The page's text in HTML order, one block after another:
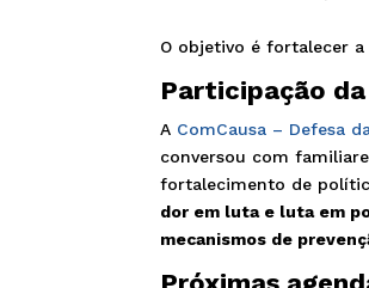
O objetivo é fortalecer
Participação da
A ComCausa – Defesa
conversou com
fortalecimento de
dor em luta e luta em
mecanismos de